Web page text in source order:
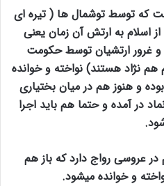
که توسط توشمال ها ( تیره ای
اسلام به ارتش آن زمان یعنی
و غرور ارتشیان توسط حکومت
هم نژاد هستند) نواخته و خوانده
و هنوز هم در میان بختیاری
در آمده و حتما هم باید اجرا
عروسی رواج دارد که باز هم
و خوانده میشود.